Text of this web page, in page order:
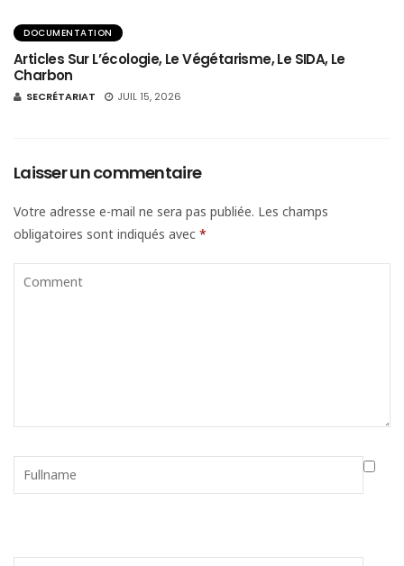
DOCUMENTATION
Articles Sur L’écologie, Le Végétarisme, Le SIDA, Le
Charbon
SECRÉTARIAT JUIL 15, 2026
Laisser un commentaire
Votre adresse e-mail ne sera pas publiée. Les champs
obligatoires sont indiqués avec *